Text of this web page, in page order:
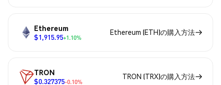
Ethereum
$1,915.95+1.10%
Ethereum (ETH)の購入方法
TRON
$0.327375-0.10%
TRON (TRX)の購入方法